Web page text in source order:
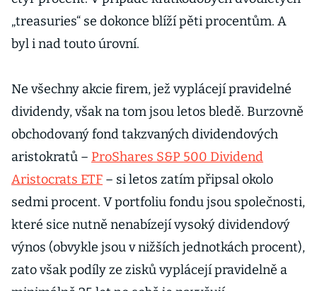
„treasuries“ se dokonce blíží pěti procentům. A
byl i nad touto úrovní.
Ne všechny akcie firem, jež vyplácejí pravidelné
dividendy, však na tom jsou letos bledě. Burzovně
obchodovaný fond takzvaných dividendových
aristokratů – ProShares S&P 500 Dividend
Aristocrats ETF – si letos zatím připsal okolo
sedmi procent. V portfoliu fondu jsou společnosti,
které sice nutně nenabízejí vysoký dividendový
výnos (obvykle jsou v nižších jednotkách procent),
zato však podíly ze zisků vyplácejí pravidelně a